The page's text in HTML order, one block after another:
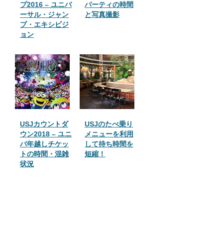
プ2016 – ユニバ
ーサル・ジャン
プ・エキシビジ
ョン
パーティの時間
と写真撮影
USJカウントダ
ウン2018 – ユニ
バ年越しチケッ
トの時間・混雑
状況
USJのたべ乗り
メニューを利用
して待ち時間を
短縮！